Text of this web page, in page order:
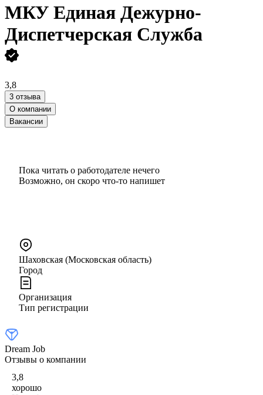
МКУ Единая Дежурно-
Диспетчерская Служба
3,8
3 отзыва
О компании
Вакансии
Пока читать о работодателе нечего
Возможно, он скоро что‑то напишет
Шаховская (Московская область)
Город
Организация
Тип регистрации
Dream Job
Отзывы о компании
3,8
хорошо